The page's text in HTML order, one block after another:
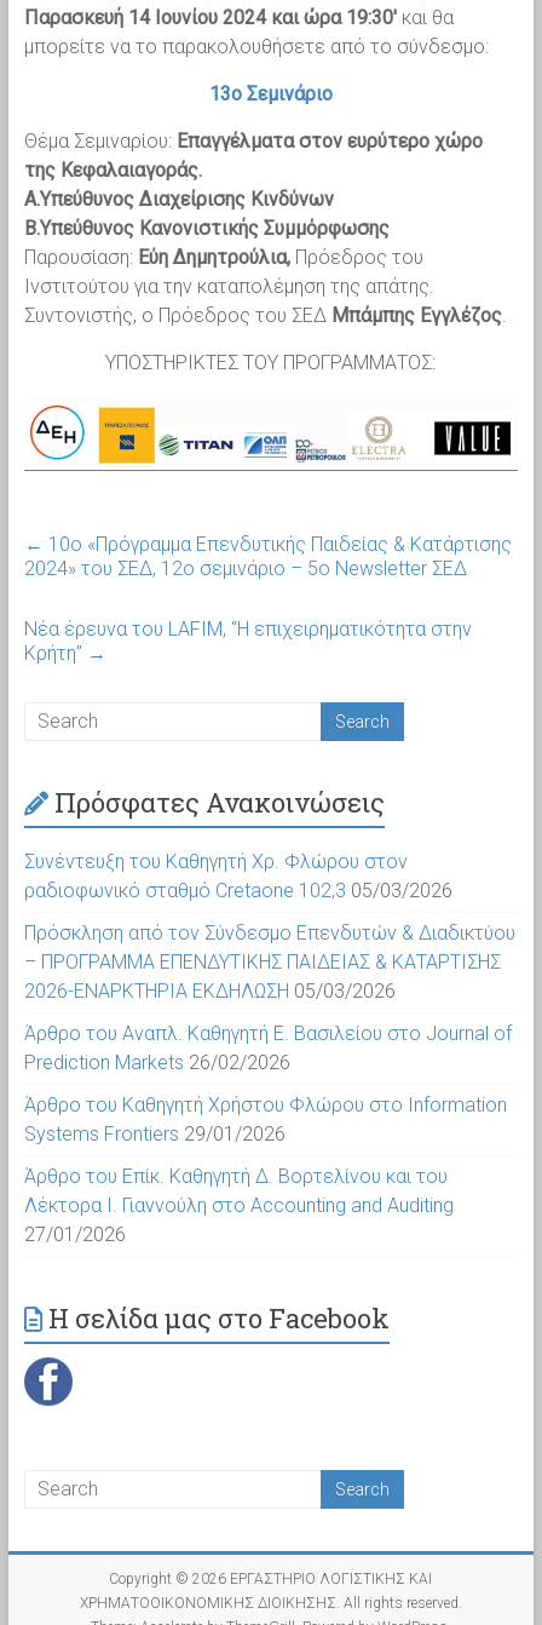
Παρασκευή 14 Ιουνίου 2024 και ώρα 19:30′ και θα
μπορείτε να το παρακολουθήσετε από το σύνδεσμο:
13ο Σεμινάριο
Θέμα Σεμιναρίου: Επαγγέλματα στον ευρύτερο χώρο
της Κεφαλαιαγοράς.
Α.Υπεύθυνος Διαχείρισης Κινδύνων
Β.Υπεύθυνος Κανονιστικής Συμμόρφωσης
Παρουσίαση:Εύη Δημητρούλια, Πρόεδρος του
Ινστιτούτου για την καταπολέμηση της απάτης.
Συντονιστής, ο Πρόεδρος του ΣΕΔ Μπάμπης Εγγλέζος.
ΥΠΟΣΤΗΡΙΚΤΕΣ ΤΟΥ ΠΡΟΓΡΑΜΜΑΤΟΣ:
← 10ο «Πρόγραμμα Επενδυτικής Παιδείας & Κατάρτισης
2024» του ΣΕΔ, 12ο σεμινάριο – 5ο Newsletter ΣΕΔ
Νέα έρευνα του LAFIM, “Η επιχειρηματικότητα στην
Κρήτη” →
Πρόσφατες Ανακοινώσεις
Συνέντευξη του Καθηγητή Χρ. Φλώρου στον
ραδιοφωνικό σταθμό Cretaone 102,3 05/03/2026
Πρόσκληση από τον Σύνδεσμο Επενδυτών & Διαδικτύου
– ΠΡΟΓΡΑΜΜΑ ΕΠΕΝΔΥΤΙΚΗΣ ΠΑΙΔΕΙΑΣ & ΚΑΤΑΡΤΙΣΗΣ
2026-ΕΝΑΡΚΤΗΡΙΑ ΕΚΔΗΛΩΣΗ 05/03/2026
Άρθρο του Αναπλ. Καθηγητή Ε. Βασιλείου στο Journal of
Prediction Markets 26/02/2026
Άρθρο του Καθηγητή Χρήστου Φλώρου στο Information
Systems Frontiers 29/01/2026
Άρθρο του Επίκ. Καθηγητή Δ. Βορτελίνου και του
Λέκτορα Ι. Γιαννούλη στο Accounting and Auditing
27/01/2026
Η σελίδα μας στο Facebook
Copyright © 2026 ΕΡΓΑΣΤΗΡΙΟ ΛΟΓΙΣΤΙΚΗΣ ΚΑΙ
ΧΡΗΜΑΤΟΟΙΚΟΝΟΜΙΚΗΣ ΔΙΟΙΚΗΣΗΣ . All rights reserved.